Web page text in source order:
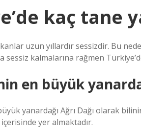
kaç tane
uzun yıllardır sessizdir. Bu
sessiz kalmalarına rağmen
en büyük
yanardağı Ağrı Dağı olarak
içerisinde yer almaktadır.